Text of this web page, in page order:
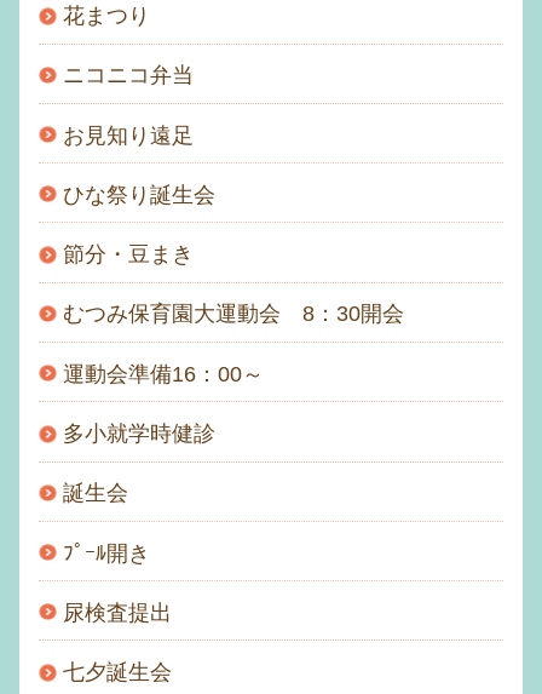
花まつり
ニコニコ弁当
お見知り遠足
ひな祭り誕生会
節分・豆まき
むつみ保育園大運動会 8：30開会
運動会準備16：00～
多小就学時健診
誕生会
ﾌﾟｰﾙ開き
尿検査提出
七夕誕生会